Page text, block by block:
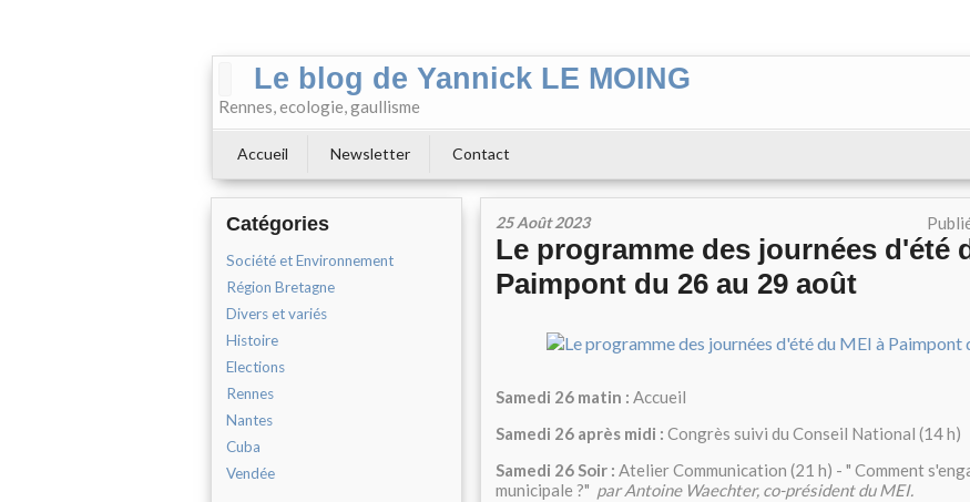
Le blog de Yannick LE MOING
Rennes, ecologie, gaullisme
Accueil Newsletter Contact
Catégories
Société et Environnement
Région Bretagne
Divers et variés
Histoire
Elections
Rennes
Nantes
Cuba
Vendée
25 Août 2023
Le programme des journées d'été
Paimpont du 26 au 29 août
Samedi 26 matin : Accueil
Samedi 26 après midi : Congrès suivi du Conseil National (14 h)
Samedi 26 Soir : Atelier Communication (21 h) - " Comment
municipale ?" par Antoine Waechter, co-président du MEI.